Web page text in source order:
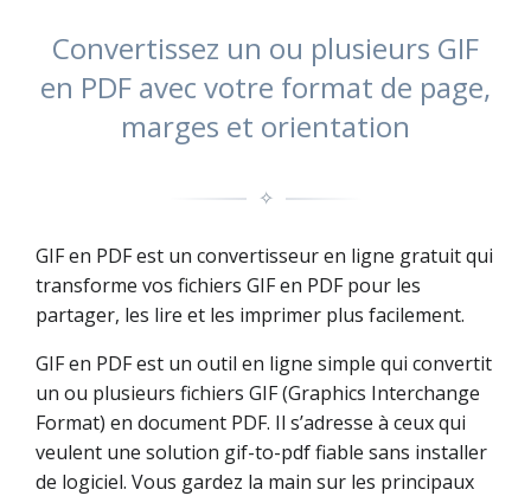
Convertissez un ou plusieurs GIF
en PDF avec votre format de page,
marges et orientation
✧
GIF en PDF est un convertisseur en ligne gratuit qui
transforme vos fichiers GIF en PDF pour les
partager, les lire et les imprimer plus facilement.
GIF en PDF est un outil en ligne simple qui convertit
un ou plusieurs fichiers GIF (Graphics Interchange
Format) en document PDF. Il s’adresse à ceux qui
veulent une solution gif-to-pdf fiable sans installer
de logiciel. Vous gardez la main sur les principaux